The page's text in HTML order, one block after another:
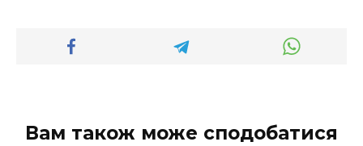
Вам також може сподобатися